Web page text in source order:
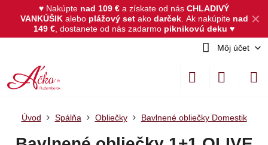
✕
♥ Nakúpte nad 109 € a získate od nás CHLADIVÝ
VANKÚŠIKalebo plážový set akodarček. Ak nakúpite nad
149 € , dostanete od nás zadarmo piknikovú deku ♥
Môj účet
Úvod Spálňa Obliečky Bavlnené obliečky Domestik